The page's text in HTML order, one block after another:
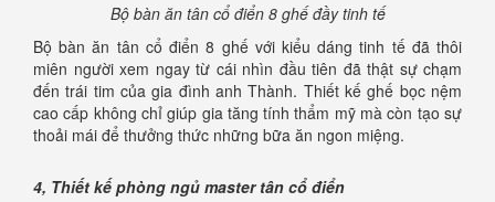
Bộ bàn ăn tân cổ điển 8 ghế đầy tinh tế
Bộ bàn ăn tân cổ điển 8 ghế với kiểu dáng tinh tế đã thôi
miên người xem ngay từ cái nhìn đầu tiên đã thật sự chạm
đến trái tim của gia đình anh Thành. Thiết kế ghế bọc nệm
cao cấp không chỉ giúp gia tăng tính thẩm mỹ mà còn tạo sự
thoải mái để thưởng thức những bữa ăn ngon miệng.
4, Thiết kế phòng ngủ master tân cổ điển